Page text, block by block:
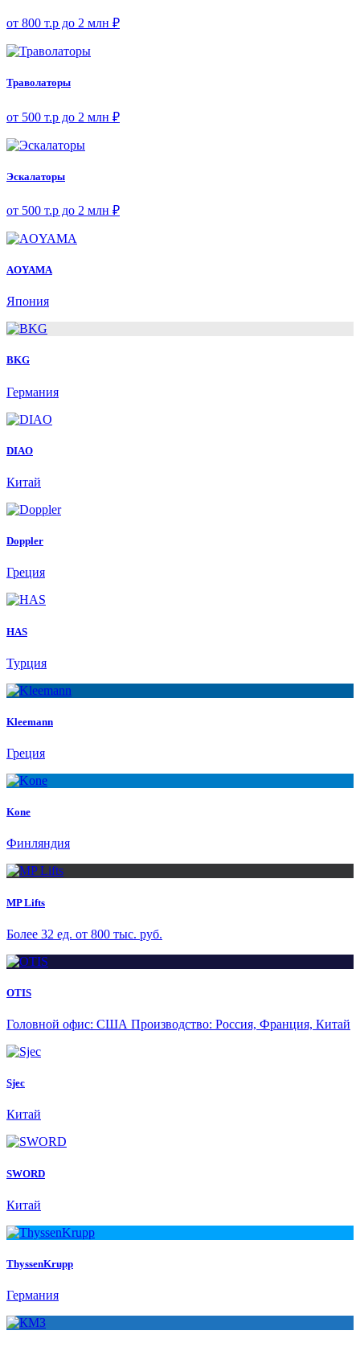
от 800 т.р до 2 млн ₽
Траволаторы
от 500 т.р до 2 млн ₽
Эскалаторы
от 500 т.р до 2 млн ₽
AOYAMA
Япония
BKG
Германия
DIAO
Китай
Doppler
Греция
HAS
Турция
Kleemann
Греция
Kone
Финляндия
MP Lifts
Более 32 ед. от 800 тыс. руб.
OTIS
Головной офис: США Производство: Россия, Франция, Китай
Sjec
Китай
SWORD
Китай
ThyssenKrupp
Германия